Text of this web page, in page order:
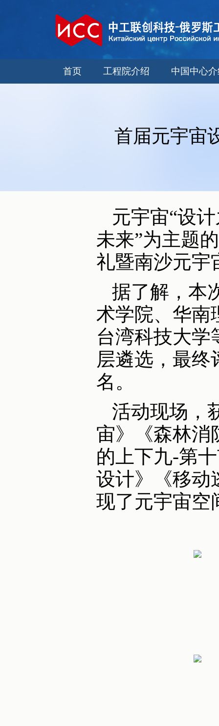
首页 工程院介绍 中国中心
首届元宇宙
元宇宙“设
未来”为主题
礼暨南沙元宇
据了解，本
术学院、华南
台湾科技大学
层遴选，最终
名。
活动现场，
宙》《森林
的上下九-第
设计》《移动
现了元宇宙空